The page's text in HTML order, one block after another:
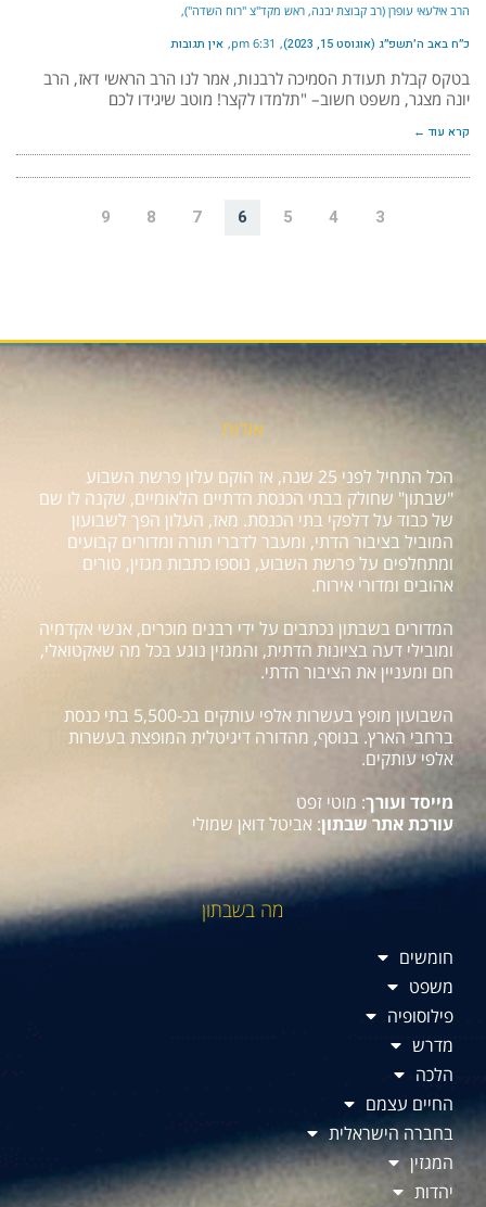
הרב אילעאי עופרן (רב קבוצת יבנה, ראש מקד"צ "רוח השדה")
כ״ח באב ה׳תשפ״ג (אוגוסט 15, 2023) 6:31 pm אין תגובות
בטקס קבלת תעודת הסמיכה לרבנות, אמר לנו הרב הראשי דאז, הרב
יונה מצגר, משפט חשוב– "תלמדו לקצר! מוטב שיגידו לכם
קרא עוד ←
3
4
5
6
7
8
9
אודות
הכל התחיל לפני 25 שנה, אז הוקם עלון פרשת השבוע
"שבתון" שחולק בבתי הכנסת הדתיים הלאומיים, שקנה לו שם
של כבוד על דלפקי בתי הכנסת. מאז, העלון הפך לשבועון
המוביל בציבור הדתי, ומעבר לדברי תורה ומדורים קבועים
ומתחלפים על פרשת השבוע, נוספו כתבות מגזין, טורים
אהובים ומדורי אירוח.
המדורים בשבתון נכתבים על ידי רבנים מוכרים, אנשי אקדמיה
ומובילי דעה בציונות הדתית, והמגזין נוגע בכל מה שאקטואלי,
חם ומעניין את הציבור הדתי.
השבועון מופץ בעשרות אלפי עותקים בכ-5,500 בתי כנסת
ברחבי הארץ. בנוסף, מהדורה דיגיטלית המופצת בעשרות
אלפי עותקים.
מייסד ועורך: מוטי זפט
עורכת אתר שבתון: אביטל דואן שמולי
מה בשבתון
חומשים
משפט
פילוסופיה
מדרש
הלכה
החיים עצמם
בחברה הישראלית
המגזין
יהדות